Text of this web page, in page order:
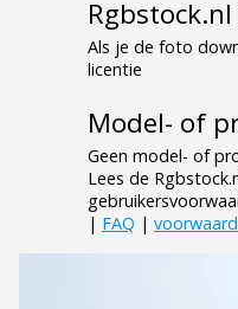
Als je de foto
licentie
Model- of
Geen model- of
Lees de
| FAQ |